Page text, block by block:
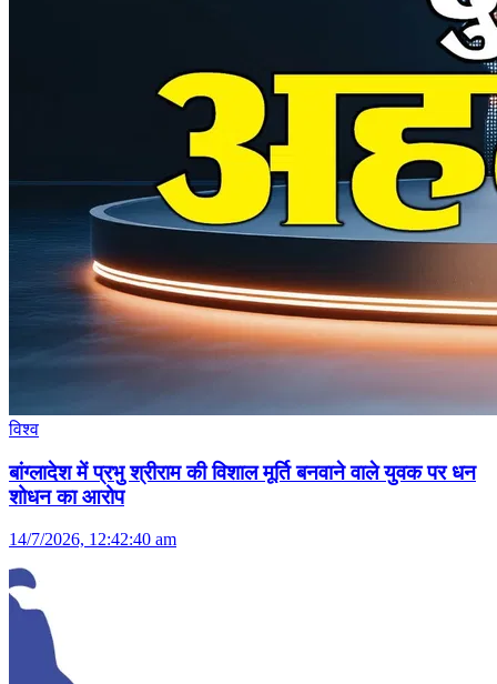
विश्व
बांग्लादेश में प्रभु श्रीराम की विशाल मूर्ति बनवाने वाले युवक पर धन
शोधन का आरोप
14/7/2026, 12:42:40 am